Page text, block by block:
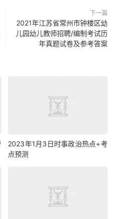
下一篇
2021年江苏省常州市钟楼区幼
儿园幼儿教师招聘/编制考试历
年真题试卷及参考答案
2023年1月3日时事政治热点+考
点预测